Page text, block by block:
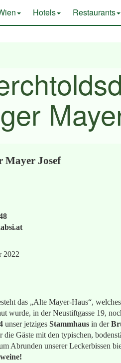
Hotels Restaurants
Mayer Josef
2022
das „Alte Mayer-Haus“,
wurde, in der Neustiftgasse 19,
unser jetziges Stammhaus in der
Gäste mit den typischen,
Abrunden unserer Leckerbissen